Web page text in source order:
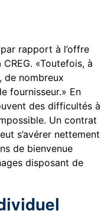
rapport à l’offre
«Toutefois, à
de nombreux
fournisseur.» En
des difficultés à
Un contrat
s’avérer nettement
de bienvenue
disposant de